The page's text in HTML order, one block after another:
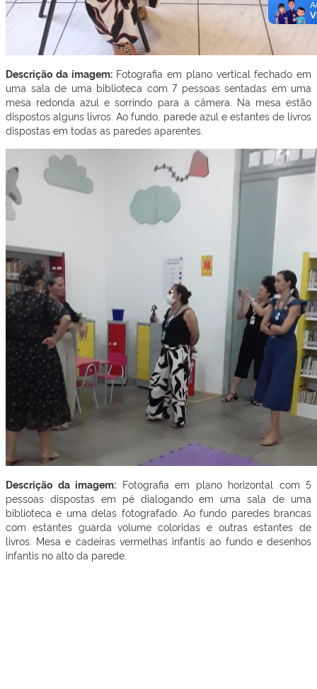
Descrição da imagem:Fotografia em plano vertical fechado em
uma sala de uma biblioteca com 7 pessoas sentadas em uma
mesa redonda azul e sorrindo para a câmera. Na mesa estão
dispostos alguns livros. Ao fundo, parede azul e estantes de livros
dispostas em todas as paredes aparentes.
Descrição da imagem: Fotografia em plano horizontal com 5
pessoas dispostas em pé dialogando em uma sala de uma
biblioteca e uma delas fotografado. Ao fundo paredes brancas
com estantes guarda volume coloridas e outras estantes de
livros. Mesa e cadeiras vermelhas infantis ao fundo e desenhos
infantis no alto da parede.